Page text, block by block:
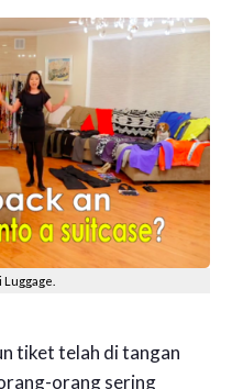
tiket telah di tangan
orang sering